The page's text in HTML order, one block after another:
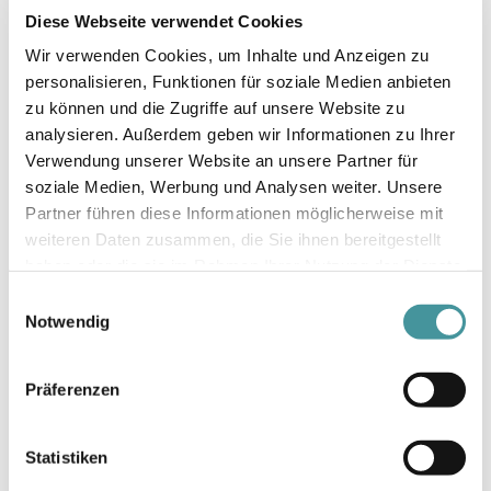
Diese Webseite verwendet Cookies
Wir verwenden Cookies, um Inhalte und Anzeigen zu
personalisieren, Funktionen für soziale Medien anbieten
zu können und die Zugriffe auf unsere Website zu
analysieren. Außerdem geben wir Informationen zu Ihrer
Verwendung unserer Website an unsere Partner für
soziale Medien, Werbung und Analysen weiter. Unsere
Partner führen diese Informationen möglicherweise mit
weiteren Daten zusammen, die Sie ihnen bereitgestellt
Notwendig
Präferenzen
Statistiken
Die Projektleiter David Gysin
und Mikaela Carlsson im
Gespräch über ihre Tätigkeit.
Bei den Transaktionen gibt es ja
sicherlich auch diverse
vertragsrechtliche Punkte zu
es auch um die Regelung und
Kaufvertrag, den Signing- und
Themenfeldern Notariat oder